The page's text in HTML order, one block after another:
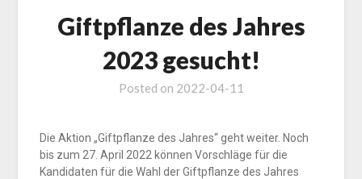
Giftpflanze des Jahres
2023 gesucht!
Posted on 2022-04-11
Die Aktion „Giftpflanze des Jahres“ geht weiter. Noch
bis zum 27. April 2022 können Vorschläge für die
Kandidaten für die Wahl der Giftpflanze des Jahres